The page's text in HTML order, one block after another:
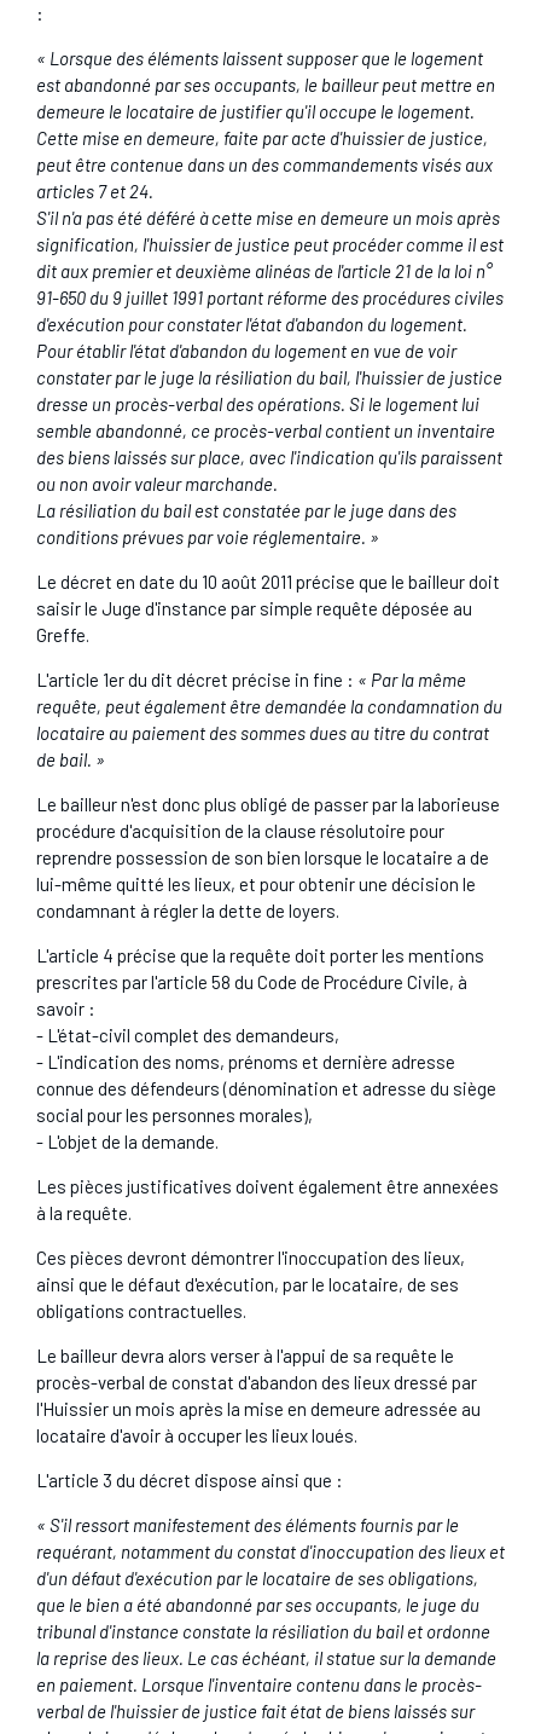
:
« Lorsque des éléments laissent supposer que le logement
est abandonné par ses occupants, le bailleur peut mettre en
demeure le locataire de justifier qu'il occupe le logement.
Cette mise en demeure, faite par acte d'huissier de justice,
peut être contenue dans un des commandements visés aux
articles 7 et 24.
S'il n'a pas été déféré à cette mise en demeure un mois après
signification, l'huissier de justice peut procéder comme il est
dit aux premier et deuxième alinéas de l'article 21 de la loi n°
91-650 du 9 juillet 1991 portant réforme des procédures civiles
d'exécution pour constater l'état d'abandon du logement.
Pour établir l'état d'abandon du logement en vue de voir
constater par le juge la résiliation du bail, l'huissier de justice
dresse un procès-verbal des opérations. Si le logement lui
semble abandonné, ce procès-verbal contient un inventaire
des biens laissés sur place, avec l'indication qu'ils paraissent
ou non avoir valeur marchande.
La résiliation du bail est constatée par le juge dans des
conditions prévues par voie réglementaire. »
Le décret en date du 10 août 2011 précise que le bailleur doit
saisir le Juge d'instance par simple requête déposée au
Greffe.
L'article 1er du dit décret précise in fine : « Par la même
requête, peut également être demandée la condamnation du
locataire au paiement des sommes dues au titre du contrat
de bail. »
Le bailleur n'est donc plus obligé de passer par la laborieuse
procédure d'acquisition de la clause résolutoire pour
reprendre possession de son bien lorsque le locataire a de
lui-même quitté les lieux, et pour obtenir une décision le
condamnant à régler la dette de loyers.
L'article 4 précise que la requête doit porter les mentions
prescrites par l'article 58 du Code de Procédure Civile, à
savoir :
- L'état-civil complet des demandeurs,
- L'indication des noms, prénoms et dernière adresse
connue des défendeurs (dénomination et adresse du siège
social pour les personnes morales),
- L'objet de la demande.
Les pièces justificatives doivent également être annexées
à la requête.
Ces pièces devront démontrer l'inoccupation des lieux,
ainsi que le défaut d'exécution, par le locataire, de ses
obligations contractuelles.
Le bailleur devra alors verser à l'appui de sa requête le
procès-verbal de constat d'abandon des lieux dressé par
l'Huissier un mois après la mise en demeure adressée au
locataire d'avoir à occuper les lieux loués.
L'article 3 du décret dispose ainsi que :
« S'il ressort manifestement des éléments fournis par le
requérant, notamment du constat d'inoccupation des lieux et
d'un défaut d'exécution par le locataire de ses obligations,
que le bien a été abandonné par ses occupants, le juge du
tribunal d'instance constate la résiliation du bail et ordonne
la reprise des lieux. Le cas échéant, il statue sur la demande
en paiement. Lorsque l'inventaire contenu dans le procès-
verbal de l'huissier de justice fait état de biens laissés sur